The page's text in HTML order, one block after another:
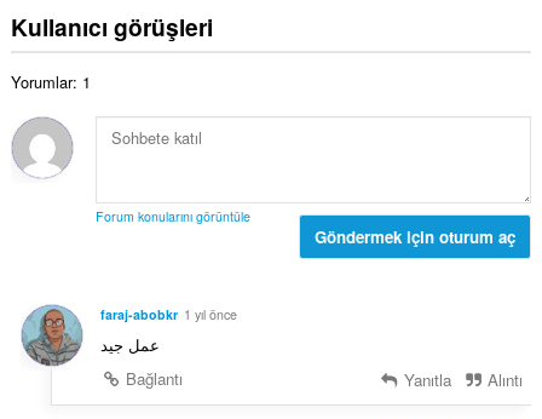
s
ı
y
s
ı
s
l
o
y
y
:
Kullanıcı görüşleri
Yorumlar: 1
Forum konularını görüntüle
Göndermek için oturum aç
faraj-abobkr 1 yıl önce
عمل جيد
Bağlantı
Yanıtla Alıntı